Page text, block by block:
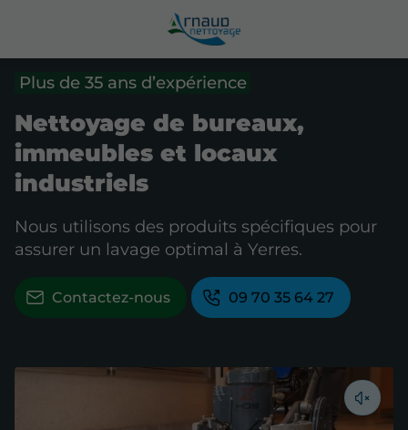
Plus de 35 ans d’expérience
Nettoyage de bureaux,
immeubles et locaux
industriels
Nous utilisons des produits spécifiques pour
assurer un lavage optimal à Yerres.
Contactez-nous 09 70 35 64 27